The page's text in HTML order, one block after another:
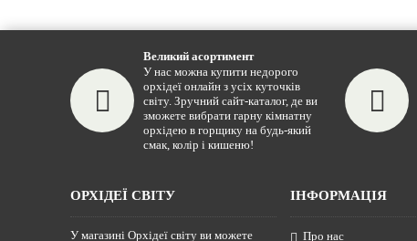
Великий асортимент
У нас можна купити недорого
орхідеї онлайн з усіх куточків
світу. Зручний сайт-каталог, де ви
зможете вибрати гарну кімнатну
орхідею в горщику на будь-який
смак, колір і кишеню!
ОРХІДЕЇ СВІТУ
У магазині Орхідеї світу ви можете
ІНФОРМАЦІЯ
Про нас